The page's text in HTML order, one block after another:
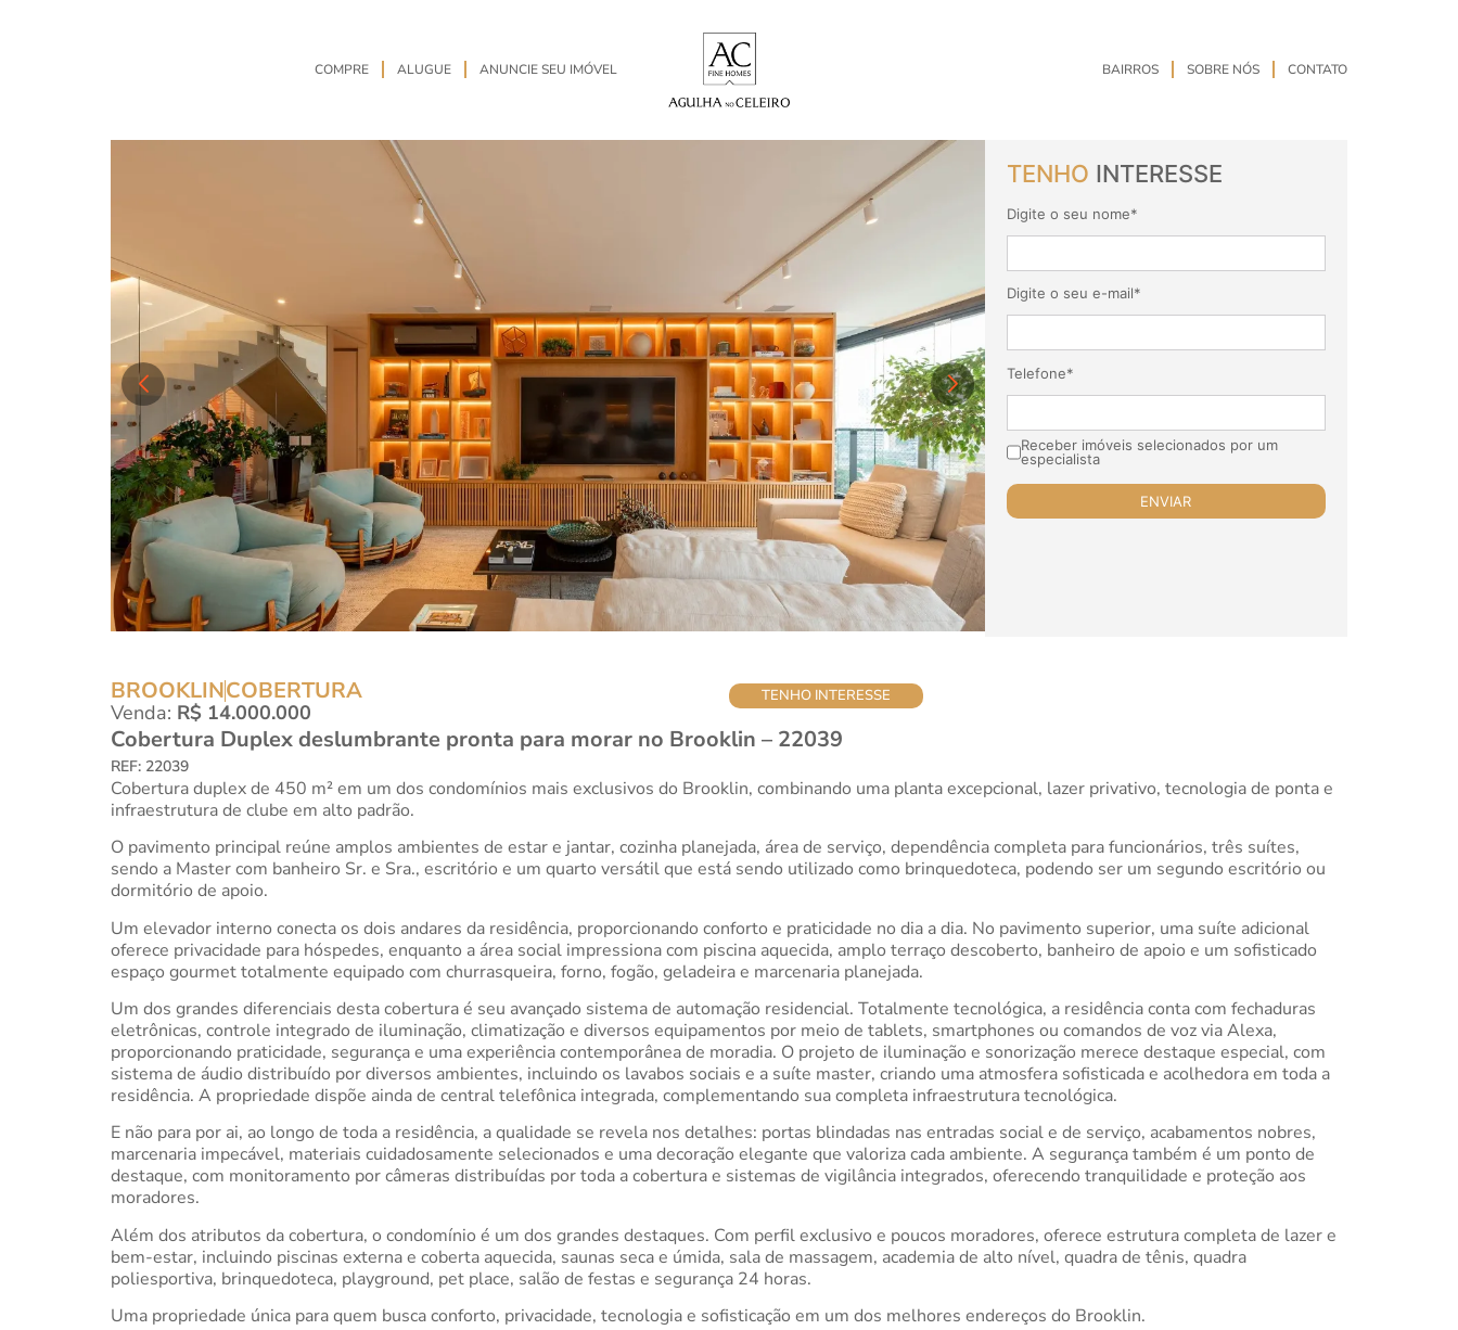
COMPRE ALUGUE ANUNCIE SEU IMÓVEL BAIRROS SOBRE NÓS CONTATO
TENHO INTERESSE
Digite o seu nome*
Digite o seu e-mail*
Telefone*
Receber imóveis selecionados por um
especialista
BROOKLINCOBERTURA
Venda: R$ 14.000.000
TENHO INTERESSE
Cobertura Duplex deslumbrante pronta para morar no Brooklin – 22039
REF: 22039
Cobertura duplex de 450 m² em um dos condomínios mais exclusivos do Brooklin, combinando uma planta excepcional, lazer privativo, tecnologia de ponta e
infraestrutura de clube em alto padrão.
O pavimento principal reúne amplos ambientes de estar e jantar, cozinha planejada, área de serviço, dependência completa para funcionários, três suítes,
sendo a Master com banheiro Sr. e Sra., escritório e um quarto versátil que está sendo utilizado como brinquedoteca, podendo ser um segundo escritório ou
dormitório de apoio.
Um elevador interno conecta os dois andares da residência, proporcionando conforto e praticidade no dia a dia. No pavimento superior, uma suíte adicional
oferece privacidade para hóspedes, enquanto a área social impressiona com piscina aquecida, amplo terraço descoberto, banheiro de apoio e um sofisticado
espaço gourmet totalmente equipado com churrasqueira, forno, fogão, geladeira e marcenaria planejada.
Um dos grandes diferenciais desta cobertura é seu avançado sistema de automação residencial. Totalmente tecnológica, a residência conta com fechaduras
eletrônicas, controle integrado de iluminação, climatização e diversos equipamentos por meio de tablets, smartphones ou comandos de voz via Alexa,
proporcionando praticidade, segurança e uma experiência contemporânea de moradia. O projeto de iluminação e sonorização merece destaque especial, com
sistema de áudio distribuído por diversos ambientes, incluindo os lavabos sociais e a suíte master, criando uma atmosfera sofisticada e acolhedora em toda a
residência. A propriedade dispõe ainda de central telefônica integrada, complementando sua completa infraestrutura tecnológica.
E não para por ai, ao longo de toda a residência, a qualidade se revela nos detalhes: portas blindadas nas entradas social e de serviço, acabamentos nobres,
marcenaria impecável, materiais cuidadosamente selecionados e uma decoração elegante que valoriza cada ambiente. A segurança também é um ponto de
destaque, com monitoramento por câmeras distribuídas por toda a cobertura e sistemas de vigilância integrados, oferecendo tranquilidade e proteção aos
moradores.
Além dos atributos da cobertura, o condomínio é um dos grandes destaques. Com perfil exclusivo e poucos moradores, oferece estrutura completa de lazer e
bem-estar, incluindo piscinas externa e coberta aquecida, saunas seca e úmida, sala de massagem, academia de alto nível, quadra de tênis, quadra
poliesportiva, brinquedoteca, playground, pet place, salão de festas e segurança 24 horas.
Uma propriedade única para quem busca conforto, privacidade, tecnologia e sofisticação em um dos melhores endereços do Brooklin.